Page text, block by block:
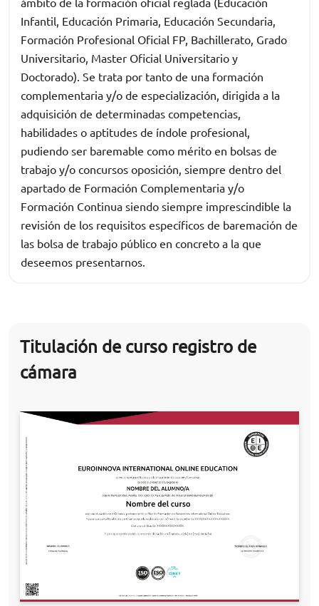
ámbito de la formación oficial reglada (Educación
Infantil, Educación Primaria, Educación Secundaria,
Formación Profesional Oficial FP, Bachillerato, Grado
Universitario, Master Oficial Universitario y
Doctorado). Se trata por tanto de una formación
complementaria y/o de especialización, dirigida a la
adquisición de determinadas competencias,
habilidades o aptitudes de índole profesional,
pudiendo ser baremable como mérito en bolsas de
trabajo y/o concursos oposición, siempre dentro del
apartado de Formación Complementaria y/o
Formación Continua siendo siempre imprescindible la
revisión de los requisitos específicos de baremación de
las bolsa de trabajo público en concreto a la que
deseemos presentarnos.
Titulación de curso registro de
cámara